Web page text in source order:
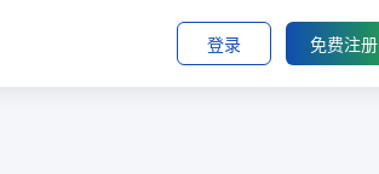
登录 免费注册